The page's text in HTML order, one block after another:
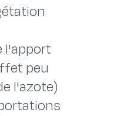
l'apport
peu
l'azote)